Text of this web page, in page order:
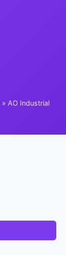
» АО Industrial